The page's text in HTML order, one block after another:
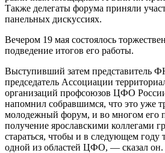
Также делегаты форума приняли
панельных дискуссиях.
Вечером 19 мая состоялось
подведение итогов его работы.
Выступивший затем
председатель Ассоциации
организаций профсоюзов ЦФО
напомнил собравшимся, что это уже
молодежный форум, и во многом его
получение ярославскими коллегами
стараться, чтобы и в следующем
одной из областей ЦФО, — сказал